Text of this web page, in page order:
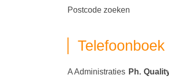
postcode zoeken
Telefoonboek
A Administraties Ph.